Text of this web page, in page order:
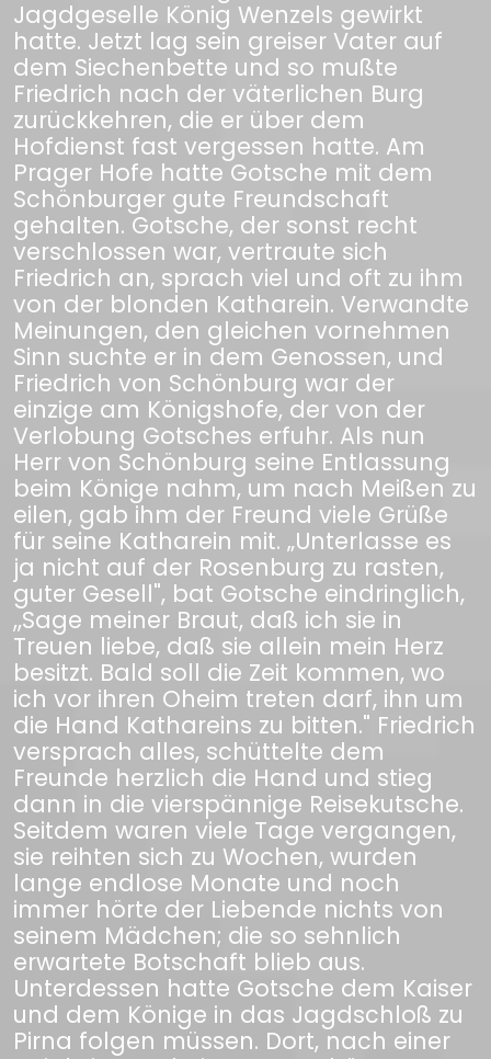
Jagdgeselle König Wenzels gewirkt
hatte. Jetzt lag sein greiser Vater auf
dem Siechenbette und so mußte
Friedrich nach der väterlichen Burg
zurückkehren, die er über dem
Hofdienst fast vergessen hatte. Am
Prager Hofe hatte Gotsche mit dem
Schönburger gute Freundschaft
gehalten. Gotsche, der sonst recht
verschlossen war, vertraute sich
Friedrich an, sprach viel und oft zu ihm
von der blonden Katharein. Verwandte
Meinungen, den gleichen vornehmen
Sinn suchte er in dem Genossen, und
Friedrich von Schönburg war der
einzige am Königshofe, der von der
Verlobung Gotsches erfuhr. Als nun
Herr von Schönburg seine Entlassung
beim Könige nahm, um nach Meißen zu
eilen, gab ihm der Freund viele Grüße
für seine Katharein mit. „Unterlasse es
ja nicht auf der Rosenburg zu rasten,
guter Gesell", bat Gotsche eindringlich,
,,Sage meiner Braut, daß ich sie in
Treuen liebe, daß sie allein mein Herz
besitzt. Bald soll die Zeit kommen, wo
ich vor ihren Oheim treten darf, ihn um
die Hand Kathareins zu bitten." Friedrich
versprach alles, schüttelte dem
Freunde herzlich die Hand und stieg
dann in die vierspännige Reisekutsche.
Seitdem waren viele Tage vergangen,
sie reihten sich zu Wochen, wurden
lange endlose Monate und noch
immer hörte der Liebende nichts von
seinem Mädchen; die so sehnlich
erwartete Botschaft blieb aus.
Unterdessen hatte Gotsche dem Kaiser
und dem Könige in das Jagdschloß zu
Pirna folgen müssen. Dort, nach einer